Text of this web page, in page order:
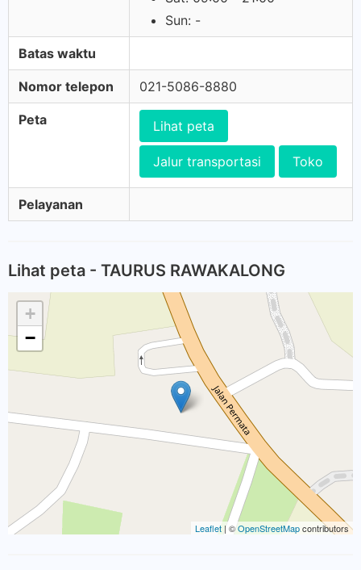
Sun: -
Batas waktu
Nomor telepon 021-5086-8880
Peta Lihat peta
Jalur transportasi Toko
Pelayanan
Lihat peta - TAURUS RAWAKALONG
+
−
Leaflet | ©OpenStreetMapcontributors